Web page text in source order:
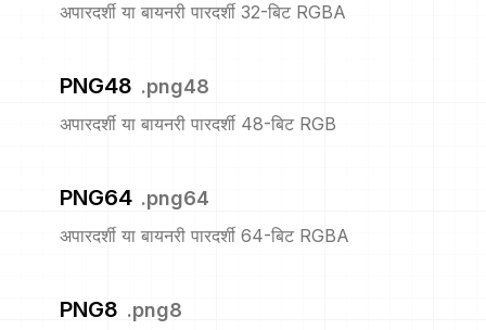
अपारदर्शी या बायनरी पारदर्शी 32-बिट RGBA
PNG48 .png48
अपारदर्शी या बायनरी पारदर्शी 48-बिट RGB
PNG64 .png64
अपारदर्शी या बायनरी पारदर्शी 64-बिट RGBA
PNG8 .png8